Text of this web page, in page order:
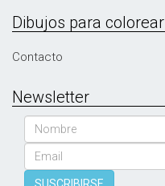
Dibujos para colorear
Contacto
Newsletter
Nombre
Email